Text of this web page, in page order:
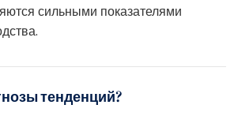
сильными показателями
тенденций?